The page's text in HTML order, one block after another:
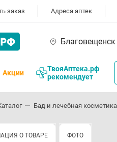
заказ Адреса аптек
Благовещенск
Акции
ТвояАптека.рф
рекомендует
Бад и лечебная косметика
О ТОВАРЕ ФОТО